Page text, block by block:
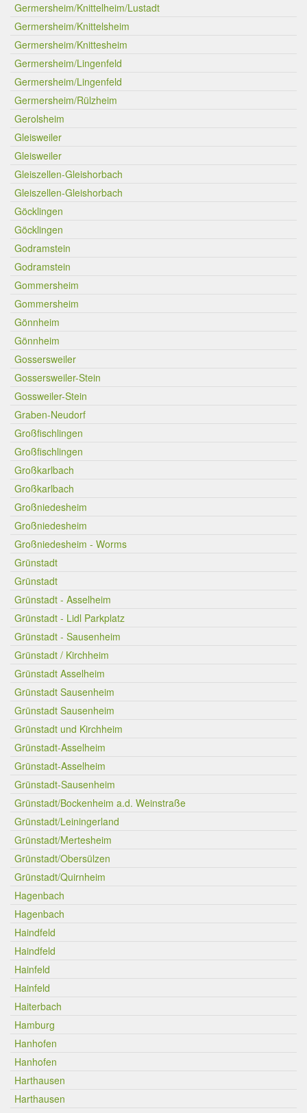
Germersheim/Knittelheim/Lustadt
Germersheim/Knittelsheim
Germersheim/Knittesheim
Germersheim/Lingenfeld
Germersheim/Lingenfeld
Germersheim/Rülzheim
Gerolsheim
Gleisweiler
Gleisweiler
Gleiszellen-Gleishorbach
Gleiszellen-Gleishorbach
Göcklingen
Göcklingen
Godramstein
Godramstein
Gommersheim
Gommersheim
Gönnheim
Gönnheim
Gossersweiler
Gossersweiler-Stein
Gossweiler-Stein
Graben-Neudorf
Großfischlingen
Großfischlingen
Großkarlbach
Großkarlbach
Großniedesheim
Großniedesheim
Großniedesheim - Worms
Grünstadt
Grünstadt
Grünstadt - Asselheim
Grünstadt - Lidl Parkplatz
Grünstadt - Sausenheim
Grünstadt / Kirchheim
Grünstadt Asselheim
Grünstadt Sausenheim
Grünstadt Sausenheim
Grünstadt und Kirchheim
Grünstadt-Asselheim
Grünstadt-Asselheim
Grünstadt-Sausenheim
Grünstadt/Bockenheim a.d. Weinstraße
Grünstadt/Leiningerland
Grünstadt/Mertesheim
Grünstadt/Obersülzen
Grünstadt/Quirnheim
Hagenbach
Hagenbach
Haindfeld
Haindfeld
Hainfeld
Hainfeld
Haiterbach
Hamburg
Hanhofen
Hanhofen
Harthausen
Harthausen